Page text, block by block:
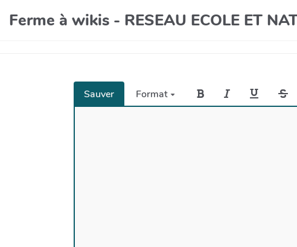
Ferme à wikis - RESEAU ECOLE ET
Sauver Format